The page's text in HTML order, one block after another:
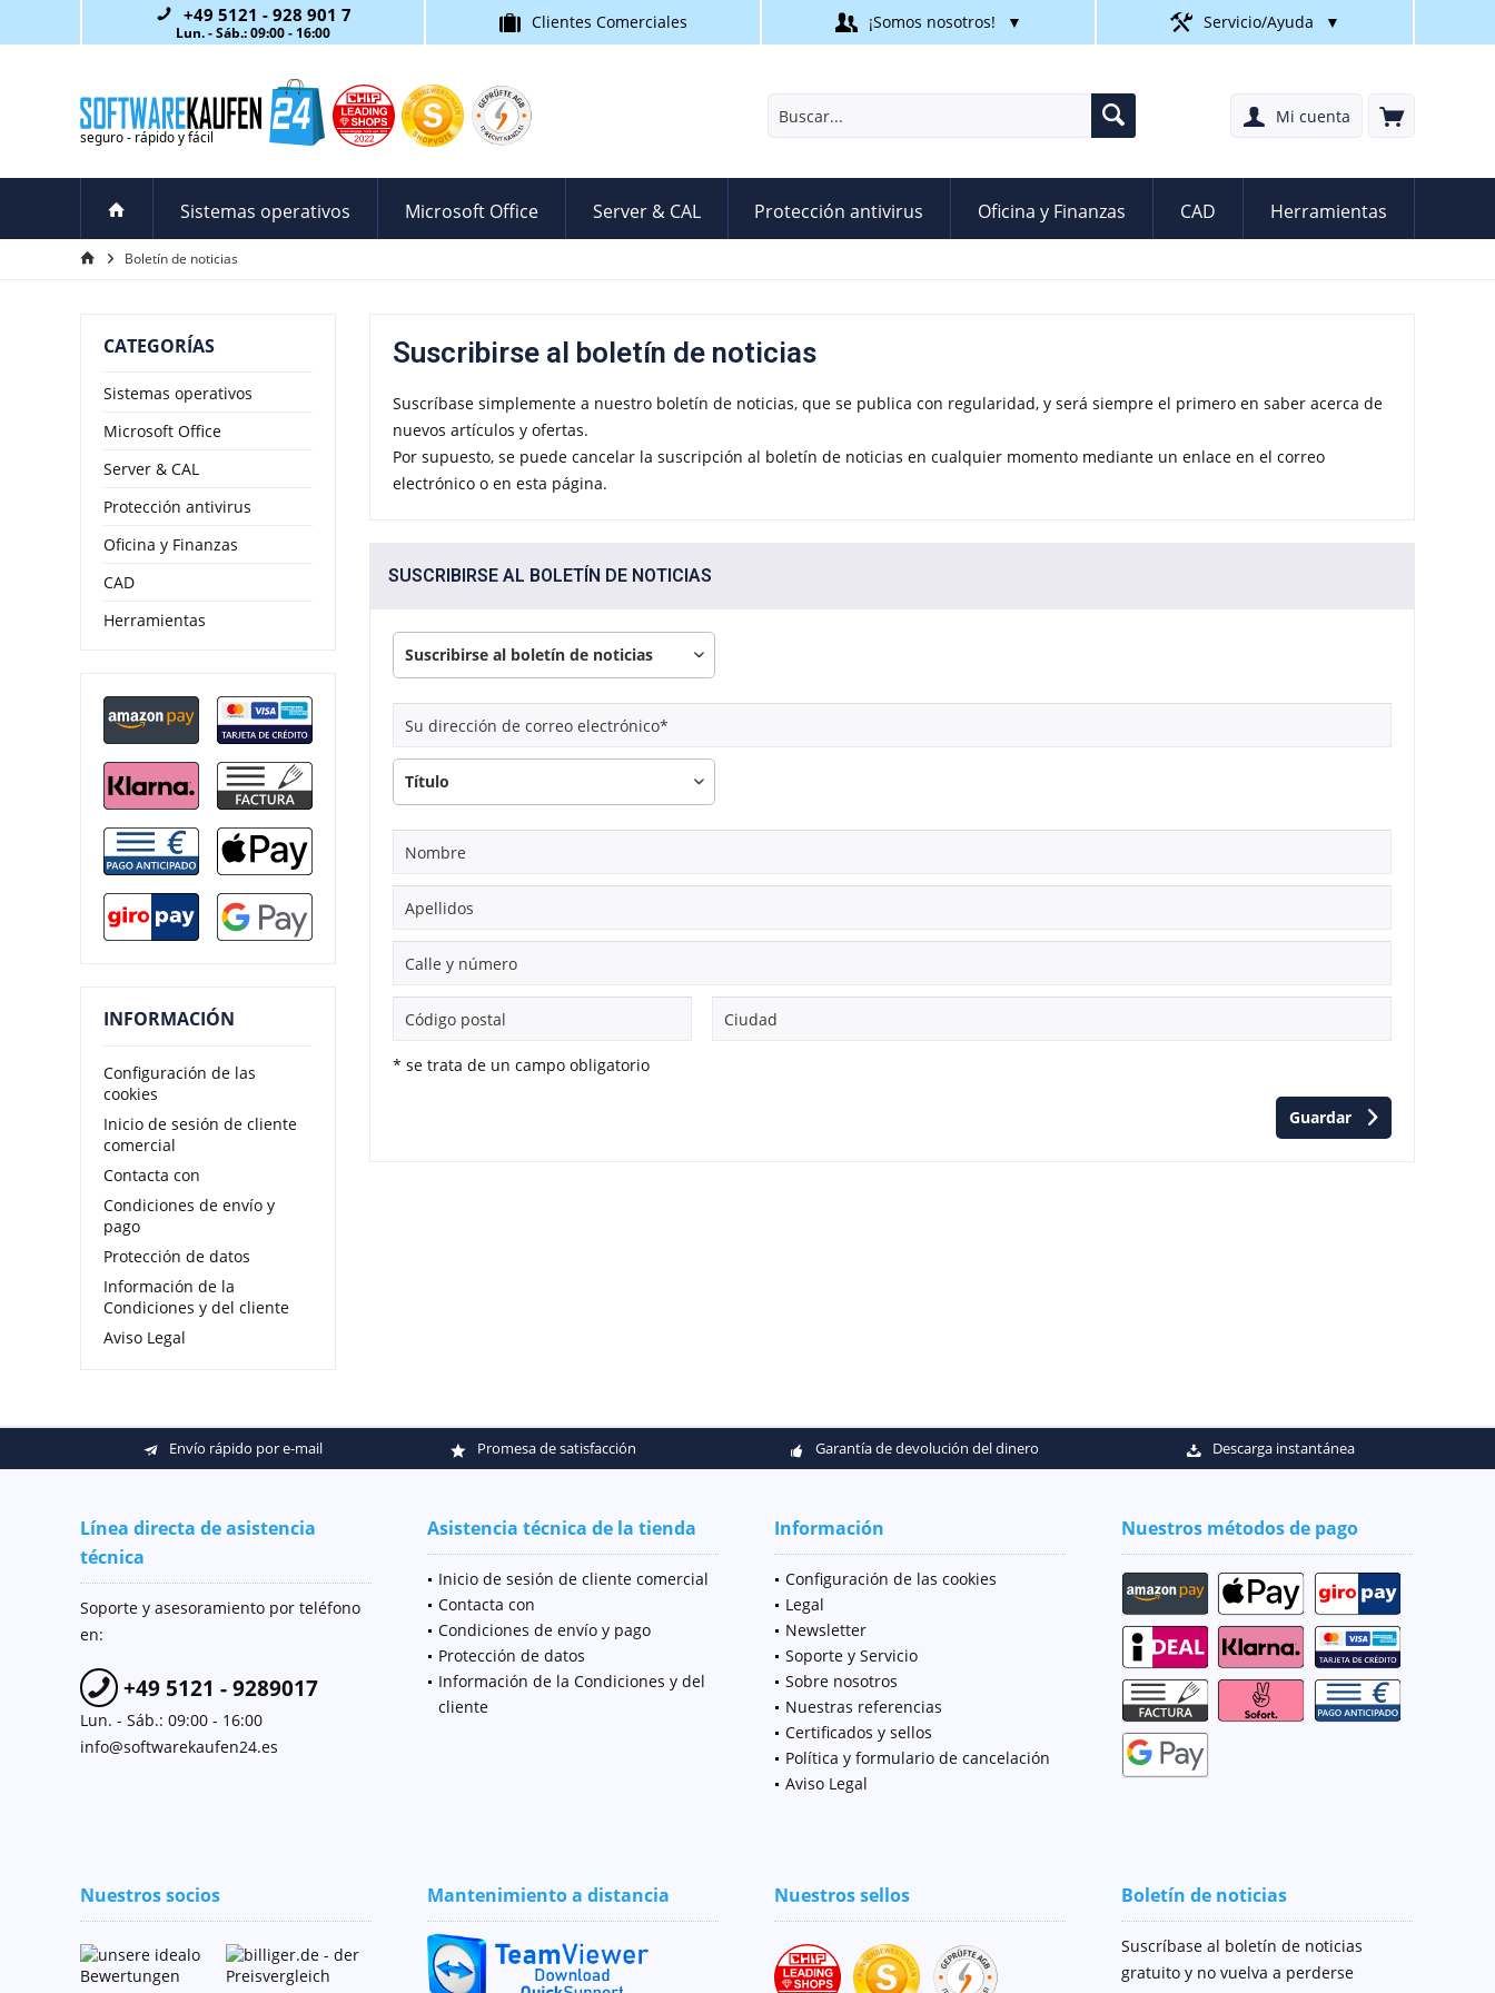
+49 5121 - 928 901 7
Lun. - Sáb.: 09:00 - 16:00
Clientes Comerciales ¡Somos nosotros! ▼ Servicio/Ayuda ▼
Mi cuenta
Sistemas operativos Microsoft Office Server & CAL Protección antivirus Oficina y Finanzas CAD Herramientas
Boletín de noticias
CATEGORÍAS
Sistemas operativos
Microsoft Office
Server & CAL
Protección antivirus
Oficina y Finanzas
CAD
Herramientas
INFORMACIÓN
Configuración de las
cookies
Inicio de sesión de cliente
comercial
Contacta con
Condiciones de envío y
pago
Protección de datos
Información de la
Condiciones y del cliente
Aviso Legal
Suscribirse al boletín de noticias
Suscríbase simplemente a nuestro boletín de noticias, que se publica con regularidad, y será siempre el primero en saber acerca de
nuevos artículos y ofertas.
Por supuesto, se puede cancelar la suscripción al boletín de noticias en cualquier momento mediante un enlace en el correo
electrónico o en esta página.
SUSCRIBIRSE AL BOLETÍN DE NOTICIAS
* se trata de un campo obligatorio
Guardar
Envío rápido por e-mail Promesa de satisfacción Garantía de devolución del dinero Descarga instantánea
Línea directa de asistencia
técnica
Soporte y asesoramiento por teléfono
en:
+49 5121 - 9289017
Lun. - Sáb.: 09:00 - 16:00
info@softwarekaufen24.es
Asistencia técnica de la tienda
Inicio de sesión de cliente comercial
Contacta con
Condiciones de envío y pago
Protección de datos
Información de la Condiciones y del
cliente
Información
Configuración de las cookies
Legal
Newsletter
Soporte y Servicio
Sobre nosotros
Nuestras referencias
Certificados y sellos
Política y formulario de cancelación
Aviso Legal
Nuestros métodos de pago
Nuestros socios Mantenimiento a distancia Nuestros sellos Boletín de noticias
Suscríbase al boletín de noticias
gratuito y no vuelva a perderse